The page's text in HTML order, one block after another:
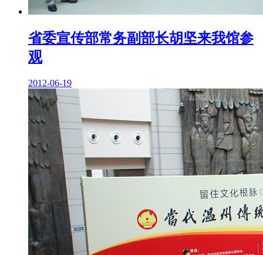
省委宣传部常务副部长胡坚来我馆参
观
2012-06-19